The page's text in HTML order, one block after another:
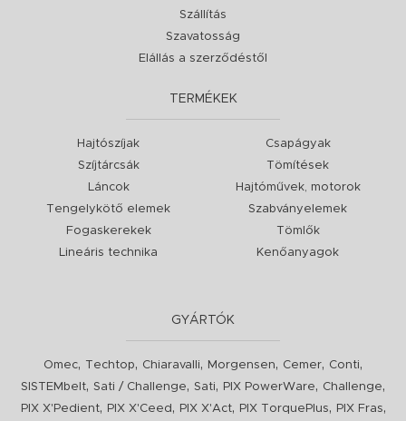
Szállítás
Szavatosság
Elállás a szerződéstől
TERMÉKEK
Hajtószíjak
Szíjtárcsák
Láncok
Tengelykötő elemek
Fogaskerekek
Lineáris technika
Csapágyak
Tömítések
Hajtóművek, motorok
Szabványelemek
Tömlők
Kenőanyagok
GYÁRTÓK
Omec, Techtop, Chiaravalli, Morgensen, Cemer, Conti,
SISTEMbelt, Sati / Challenge, Sati, PIX PowerWare, Challenge,
PIX X'Pedient, PIX X'Ceed , PIX X'Act, PIX TorquePlus, PIX Fras,